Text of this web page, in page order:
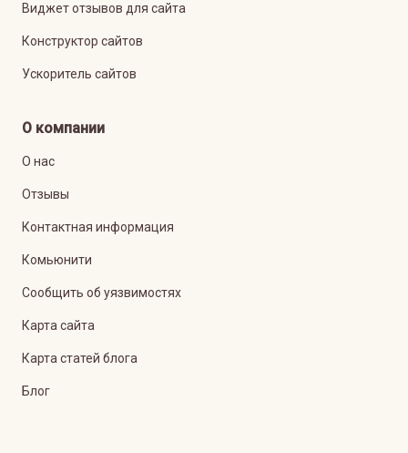
Виджет отзывов для сайта
Конструктор сайтов
Ускоритель сайтов
О компании
О нас
Отзывы
Контактная информация
Комьюнити
Сообщить об уязвимостях
Карта сайта
Карта статей блога
Блог